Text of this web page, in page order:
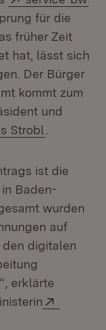
für die
früher Zeit
hat, lässt sich
Der Bürger
kommt zum
und
Strobl
ist die
Baden-
wurden
auf
den digitalen
erklärte